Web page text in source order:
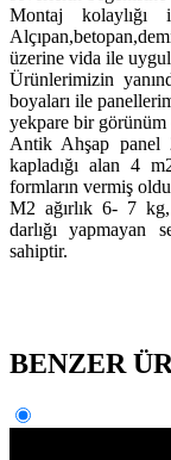
Montaj
üzerine vida ile
Ürünlerimizin
boyaları ile
yekpare bir görünüm
Antik Ahşap panel
kapladığı alan 4
formların vermiş
M2 ağırlık 6- 7
darlığı yapmayan
sahiptir.
BENZER